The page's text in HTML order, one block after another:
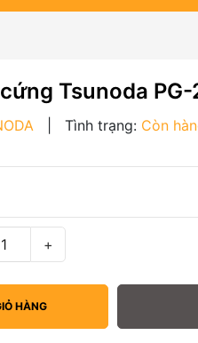
Tsunoda
Tình trạng: Còn
+
HÀNG